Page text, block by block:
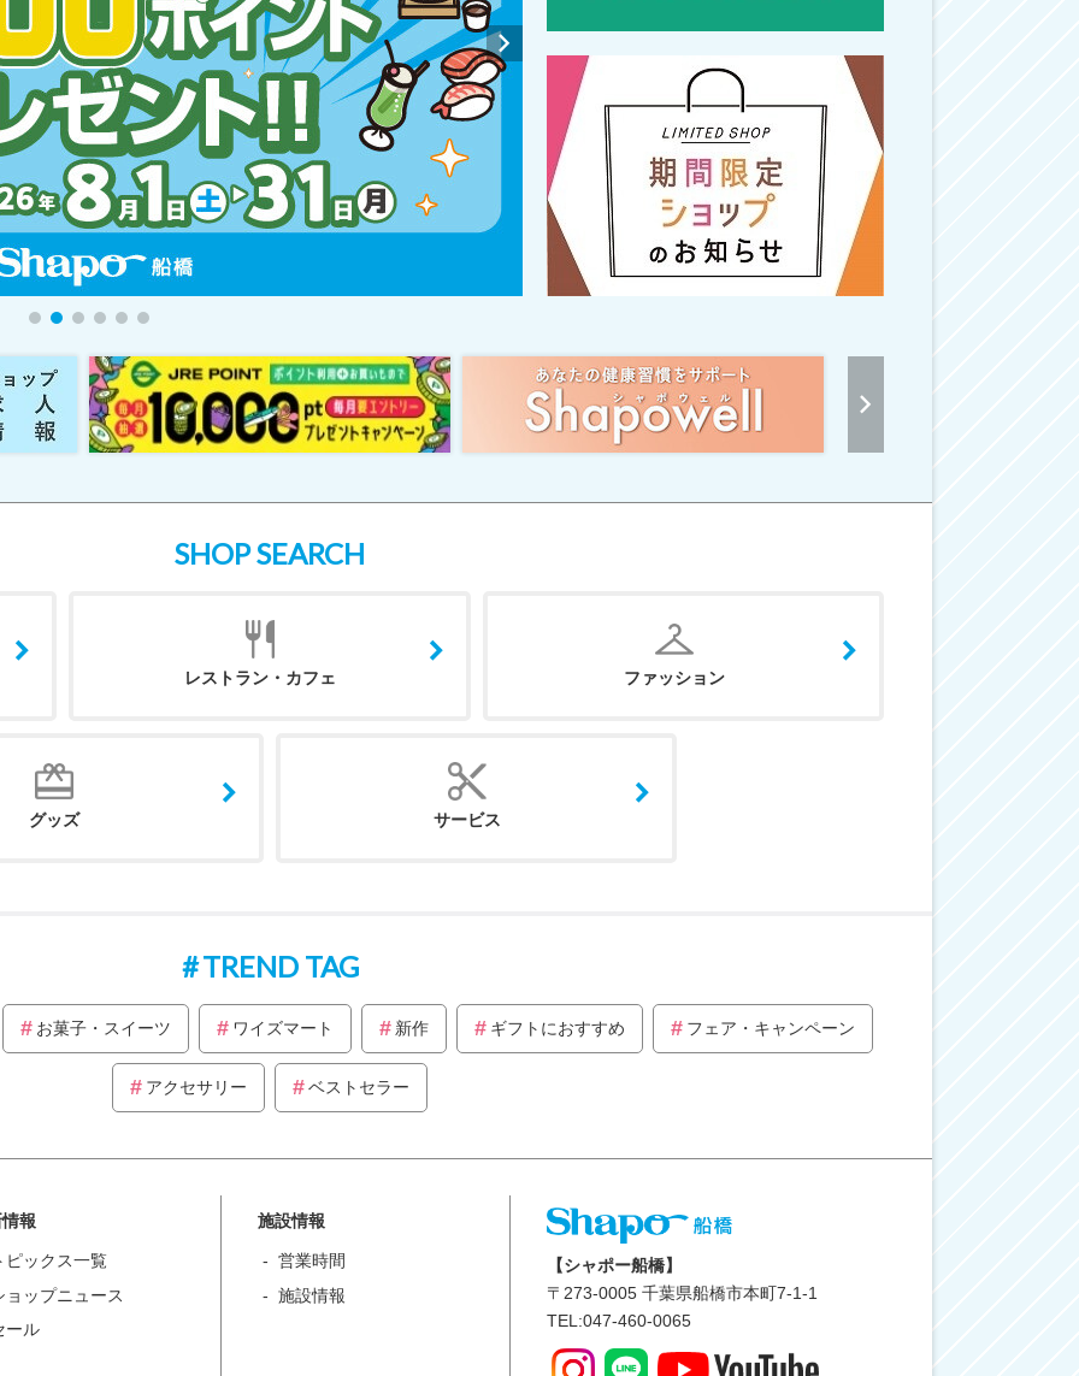
SHOP SEARCH
レストラン・カフェ ファッション
グッズ サービス
TREND TAG
お菓子・スイーツ ワイズマート 新作 ギフトにおすすめ フェア・キャンペーン
アクセサリー ベストセラー
報
ピックス一覧
ョップニュース
ール
施設情報
営業時間
施設情報
【シャポー船橋】
〒 273-0005 千葉県船橋市本町7-1-1
TEL:047-460-0065